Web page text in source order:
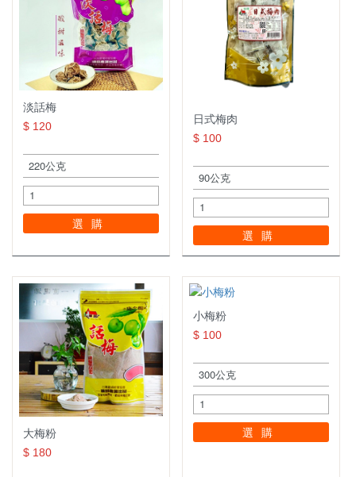
淡話梅
$ 120
選購
日式梅肉
$ 100
選購
大梅粉
$ 180
小梅粉
$ 100
選購